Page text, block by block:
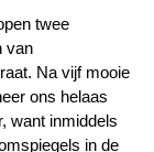
twee
van
Na vijf mooie
ons helaas
want inmiddels
in de